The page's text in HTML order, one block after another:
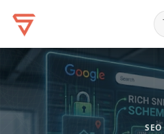
qua
dung
SEO